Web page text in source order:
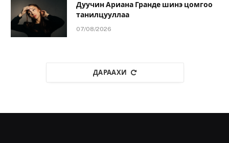
Дуучин Ариана Гранде шинэ цомгоо
танилцууллаа
07/08/2026
ДАРААХИ